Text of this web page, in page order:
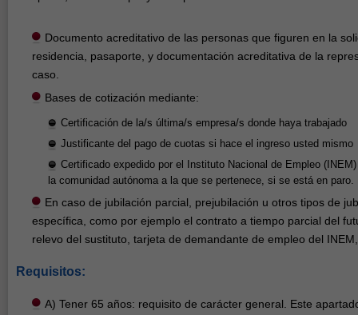
Documento acreditativo de las personas que figuren en la
residencia, pasaporte, y documentación acreditativa de la
caso.
Bases de cotización mediante:
Certificación de la/s última/s empresa/s donde haya trabajado
Justificante del pago de cuotas si hace el ingreso usted mismo
Certificado expedido por el Instituto Nacional de Empleo
la comunidad autónoma a la que se pertenece, si se está en paro.
En caso de jubilación parcial, prejubilación u otros tipos de
específica, como por ejemplo el contrato a tiempo parcial del
relevo del sustituto, tarjeta de demandante de empleo del
Requisitos:
A) Tener 65 años: requisito de carácter general. Este